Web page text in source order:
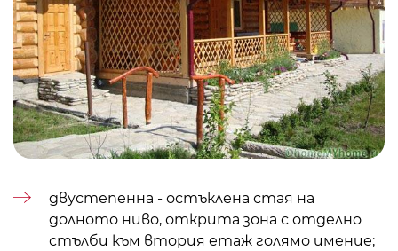
двустепенна - остъклена стая на
долното ниво, открита зона с отделно
стълби към втория етаж голямо имение;